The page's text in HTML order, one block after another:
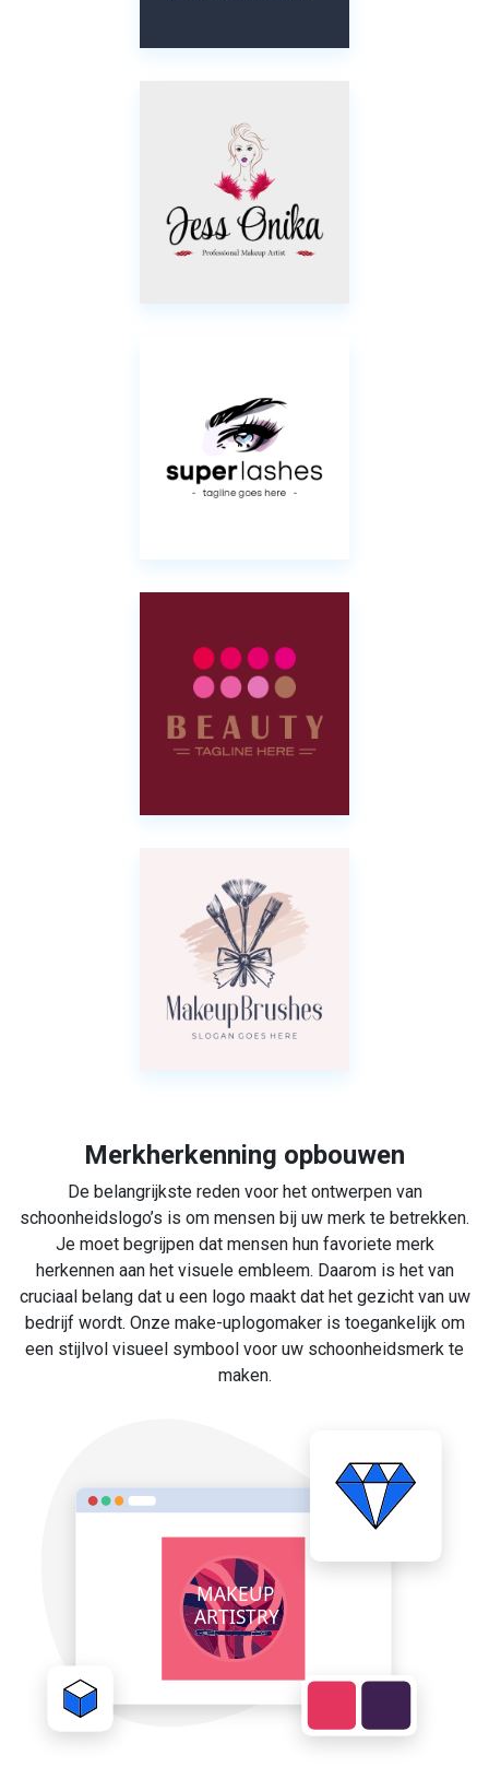
Merkherkenning opbouwen
De belangrijkste reden voor het ontwerpen van
schoonheidslogo’s is om mensen bij uw merk te betrekken.
Je moet begrijpen dat mensen hun favoriete merk
herkennen aan het visuele embleem. Daarom is het van
cruciaal belang dat u een logo maakt dat het gezicht van uw
bedrijf wordt. Onze make-uplogomaker is toegankelijk om
een stijlvol visueel symbool voor uw schoonheidsmerk te
maken.